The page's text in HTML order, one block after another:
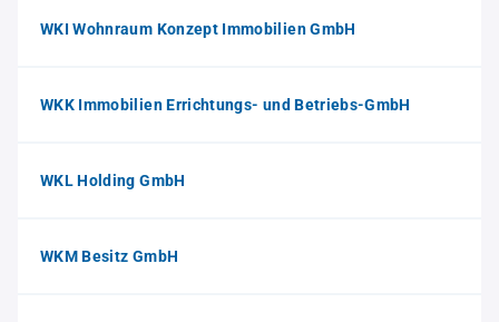
WKI Wohnraum Konzept Immobilien GmbH
WKK Immobilien Errichtungs- und Betriebs-GmbH
WKL Holding GmbH
WKM Besitz GmbH